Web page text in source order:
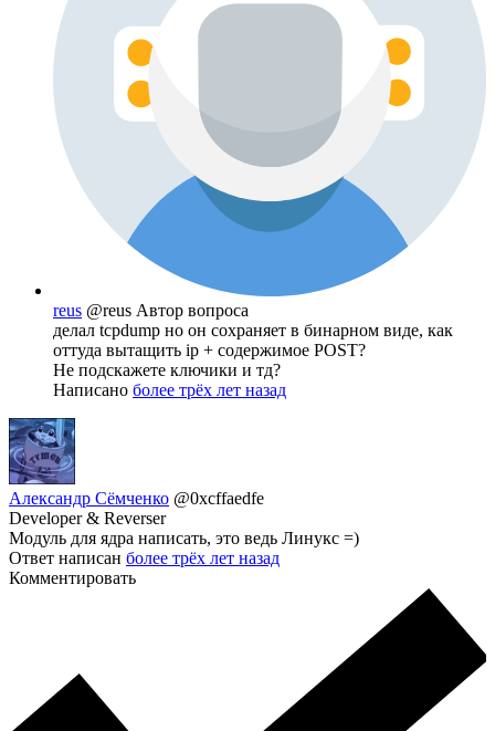
reus @reus Автор вопроса
делал tcpdump но он сохраняет в бинарном виде, как
оттуда вытащить ip + содeржимое POST?
Не подскажете ключики и тд?
Написано более трёх лет назад
Александр Сёмченко @0xcffaedfe
Developer & Reverser
Модуль для ядра написать, это ведь Линукс =)
Ответ написан более трёх лет назад
Комментировать